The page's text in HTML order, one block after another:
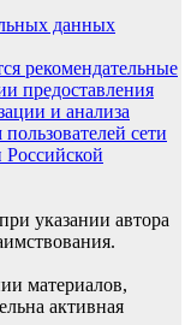
данных
рекомендательные
предоставления
и анализа
сети
Российской
указании автора
материалов,
активная